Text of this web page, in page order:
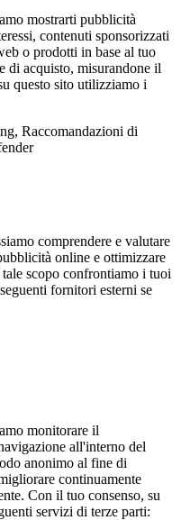
mostrarti pubblicità
contenuti sponsorizzati
o prodotti in base al tuo
di acquisto, misurandone il
questo sito utilizziamo i
Raccomandazioni di
comprendere e valutare
online e ottimizzare
scopo confrontiamo i tuoi
fornitori esterni se
monitorare il
all'interno del
anonimo al fine di
continuamente
Con il tuo consenso, su
servizi di terze parti: